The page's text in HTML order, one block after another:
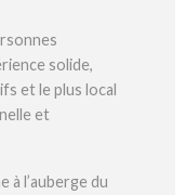
solide,
et le plus local
et
à l’auberge du